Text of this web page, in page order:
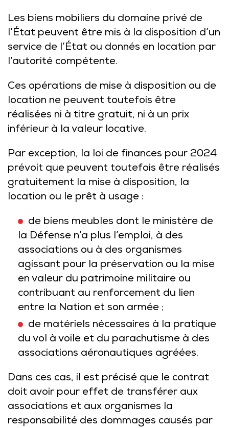
Les biens mobiliers du domaine privé de
l’État peuvent être mis à la disposition d’un
service de l’État ou donnés en location par
l’autorité compétente.
Ces opérations de mise à disposition ou de
location ne peuvent toutefois être
réalisées ni à titre gratuit, ni à un prix
inférieur à la valeur locative.
Par exception, la loi de finances pour 2024
prévoit que peuvent toutefois être réalisés
gratuitement la mise à disposition, la
location ou le prêt à usage :
de biens meubles dont le ministère de
la Défense n’a plus l’emploi, à des
associations ou à des organismes
agissant pour la préservation ou la mise
en valeur du patrimoine militaire ou
contribuant au renforcement du lien
entre la Nation et son armée ;
de matériels nécessaires à la pratique
du vol à voile et du parachutisme à des
associations aéronautiques agréées.
Dans ces cas, il est précisé que le contrat
doit avoir pour effet de transférer aux
associations et aux organismes la
responsabilité des dommages causés par